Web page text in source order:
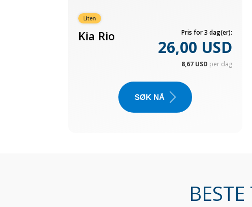
Liten
Kia Rio Pris for 3 dag(er):
26,00 USD
8,67 USD per dag
SØK NÅ